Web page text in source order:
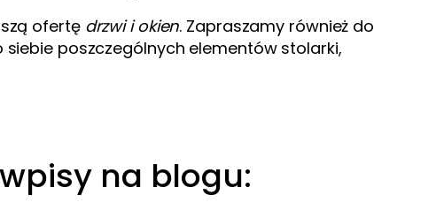
ofertę drzwi i okien. Zapraszamy również do
poszczególnych elementów stolarki,
na blogu: